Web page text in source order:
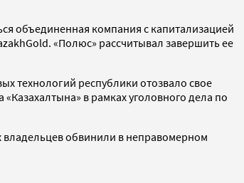
объединенная компания с капитализацией
«Полюс» рассчитывал завершить ее
технологий республики отозвало свое
в рамках уголовного дела по
владельцев обвинили в неправомерном